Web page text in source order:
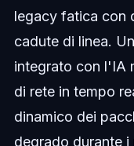
legacy fatica con
cadute di linea.
integrato con l'IA
di rete in tempo
dinamico dei
degrado durante